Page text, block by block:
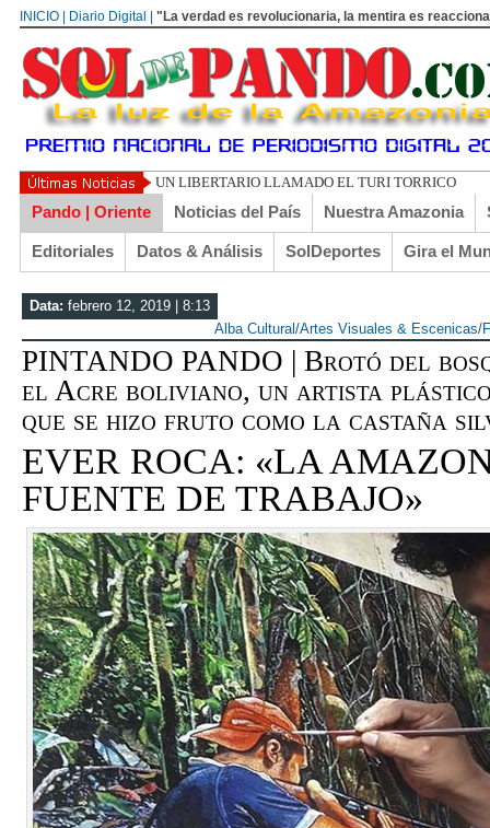
INICIO | Diario Digital | "La verdad es revolucionaria, la mentira es
UN LIBERTARIO LLAMADO EL TURI TORRICO
Pando | Oriente Noticias del País Nuestra Amazonia
Editoriales Datos & Análisis SolDeportes Gira el
Data: febrero 12, 2019 | 8:13
Alba Cultural/Artes Visuales & Escenicas/
PINTANDO PANDO | Brotó del
el Acre boliviano, un artista
que se hizo fruto como la castaña
EVER ROCA: «LA
FUENTE DE TRABAJO»